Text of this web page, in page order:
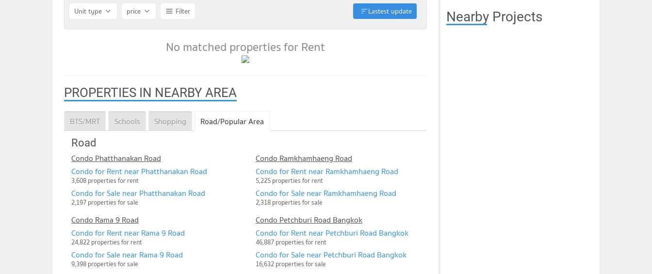
Unit type price Filter Lastest update
No matched properties for Rent
PROPERTIES IN NEARBY AREA
BTS/MRT Schools Shopping Road/Popular Area
Road
Condo Phatthanakan Road
Condo for Rent near Phatthanakan Road
3,608 properties for rent
Condo for Sale near Phatthanakan Road
2,197 properties for sale
Condo Ramkhamhaeng Road
Condo for Rent near Ramkhamhaeng Road
5,225 properties for rent
Condo for Sale near Ramkhamhaeng Road
2,318 properties for sale
Condo Rama 9 Road
Condo for Rent near Rama 9 Road
24,822 properties for rent
Condo for Sale near Rama 9 Road
9,398 properties for sale
Condo Petchburi Road Bangkok
Condo for Rent near Petchburi Road Bangkok
46,887 properties for rent
Condo for Sale near Petchburi Road Bangkok
16,632 properties for sale
Nearby Projects